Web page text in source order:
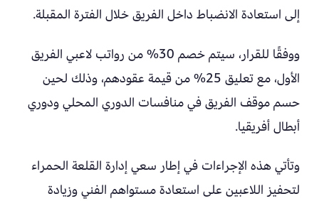
إلى استعادة الانضباط داخل الفريق خلال الفترة المقبلة.
ووفقًا للقرار، سيتم خصم 30% من رواتب لاعبي الفريق
الأول، مع تعليق 25% من قيمة عقودهم، وذلك لحين
حسم موقف الفريق في منافسات الدوري المحلي ودوري
أبطال أفريقيا.
وتأتي هذه الإجراءات في إطار سعي إدارة القلعة الحمراء
لتحفيز اللاعبين على استعادة مستواهم الفني وزيادة